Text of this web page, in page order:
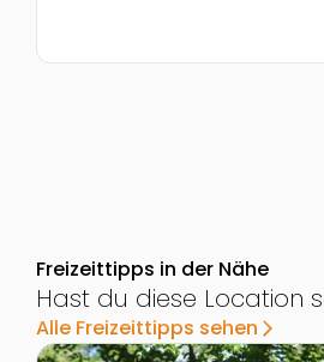
Freizeittipps in der Nähe
Hast du diese Location
Alle Freizeittipps sehen arrow_forward_ios
Zur Detailseite von